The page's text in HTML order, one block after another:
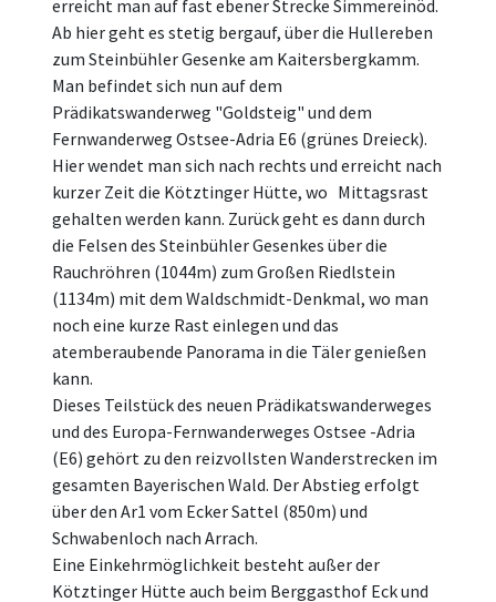
erreicht man auf fast ebener Strecke Simmereinöd.
Ab hier geht es stetig bergauf, über die Hullereben
zum Steinbühler Gesenke am Kaitersbergkamm.
Man befindet sich nun auf dem
Prädikatswanderweg "Goldsteig" und dem
Fernwanderweg Ostsee-Adria E6 (grünes Dreieck).
Hier wendet man sich nach rechts und erreicht nach
kurzer Zeit die Kötztinger Hütte, wo Mittagsrast
gehalten werden kann. Zurück geht es dann durch
die Felsen des Steinbühler Gesenkes über die
Rauchröhren (1044m) zum Großen Riedlstein
(1134m) mit dem Waldschmidt-Denkmal, wo man
noch eine kurze Rast einlegen und das
atemberaubende Panorama in die Täler genießen
kann.
Dieses Teilstück des neuen Prädikatswanderweges
und des Europa-Fernwanderweges Ostsee -Adria
(E6) gehört zu den reizvollsten Wanderstrecken im
gesamten Bayerischen Wald. Der Abstieg erfolgt
über den Ar1 vom Ecker Sattel (850m) und
Schwabenloch nach Arrach.
Eine Einkehrmöglichkeit besteht außer der
Kötztinger Hütte auch beim Berggasthof Eck und